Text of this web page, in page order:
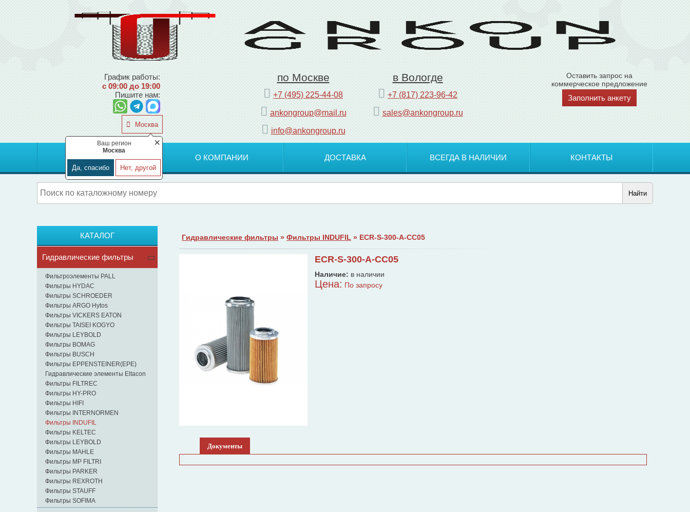
График работы:
с 09:00 до 19:00
Пишите нам:
Москва
×
Ваш регион
Москва
Да, спасибо Нет, другой
по Москве
+7 (495) 225-44-08
ankongroup@mail.ru
info@ankongroup.ru
в Вологде
+7 (817) 223-96-42
sales@ankongroup.ru
Оставить запрос на
коммерческое предложение
Заполнить анкету
ГЛАВНАЯ О КОМПАНИИ ДОСТАВКА ВСЕГДА В НАЛИЧИИ КОНТАКТЫ
Найти
КАТАЛОГ
Гидравлические фильтры
Фильтроэлементы PALL
Фильтры HYDAC
Фильтры SCHROEDER
Фильтры ARGO Hytos
Фильтры VICKERS EATON
Фильтры TAISEI KOGYO
Фильтры LEYBOLD
Фильтры BOMAG
Фильтры BUSCH
Фильтры EPPENSTEINER(EPE)
Гидравлические элементы Eltacon
Фильтры FILTREC
Фильтры HY-PRO
Фильтры HIFI
Фильтры INTERNORMEN
Фильтры INDUFIL
Фильтры KELTEC
Фильтры LEYBOLD
Фильтры MAHLE
Фильтры MP FILTRI
Фильтры PARKER
Фильтры REXROTH
Фильтры STAUFF
Фильтры SOFIMA
Гидравлические фильтры » Фильтры INDUFIL » ECR-S-300-A-CC05
ECR-S-300-A-CC05
Наличие: в наличии
Цена: По запросу
Документы